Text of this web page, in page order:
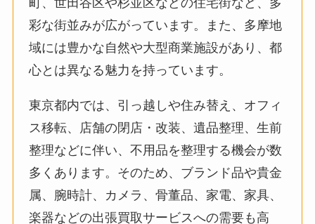
町、世田谷区や杉並区などの住宅街など、多
彩な街並みが広がっています。また、多摩地
域には豊かな自然や大型商業施設があり、都
心とは異なる魅力を持っています。
東京都内では、引っ越しや住み替え、オフィ
ス移転、店舗の閉店・改装、遺品整理、生前
整理などに伴い、不用品を整理する機会が数
多くあります。そのため、ブランド品や貴金
属、腕時計、カメラ、骨董品、家電、家具、
楽器などの出張買取サービスへの需要も高